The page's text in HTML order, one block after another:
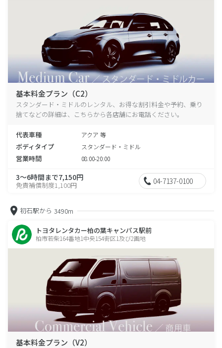
基本料金プラン（C2）
スタンダード・ミドルのレンタル、お得な割引料金や予約、乗り
捨てなどの詳細は、こちらから各店舗にお電話ください。
代表車種 アクア 等
ボディタイプ スタンダード・ミドル
営業時間 08:00-20:00
3～6時間まで7,150円
免責補償制度1,100円 04-7137-0100
初石駅から 3490m
トヨタレンタカー柏の葉キャンパス駅前
柏市若柴164番地1中央154街区1及び2画地
基本料金プラン（V2）